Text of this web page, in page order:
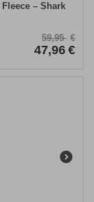
– Shark
59,95 €
47,96 €